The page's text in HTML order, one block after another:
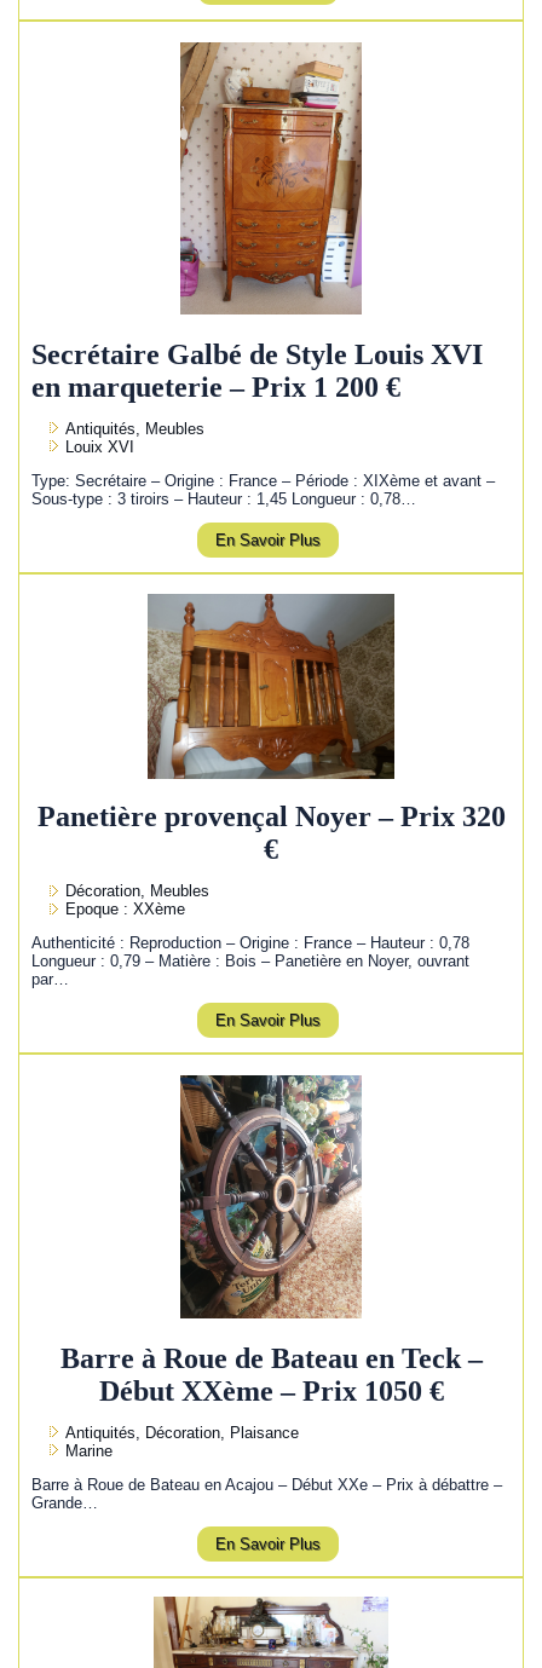
Secrétaire Galbé de Style Louis XVI
en marqueterie – Prix 1 200 €
Antiquités, Meubles
Louix XVI
Type: Secrétaire – Origine : France – Période : XIXème et avant –
Sous-type : 3 tiroirs – Hauteur : 1,45 Longueur : 0,78…
En Savoir Plus
Panetière provençal Noyer – Prix 320
€
Décoration, Meubles
Epoque : XXème
Authenticité : Reproduction – Origine : France – Hauteur : 0,78
Longueur : 0,79 – Matière : Bois – Panetière en Noyer, ouvrant
par…
En Savoir Plus
Barre à Roue de Bateau en Teck –
Début XXème – Prix 1050 €
Antiquités, Décoration, Plaisance
Marine
Barre à Roue de Bateau en Acajou – Début XXe – Prix à débattre –
Grande…
En Savoir Plus